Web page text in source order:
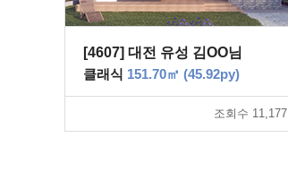
[4607] 대전 유성 김OO님
클래식 151.70㎡ (45.92py)
조회수 11,177